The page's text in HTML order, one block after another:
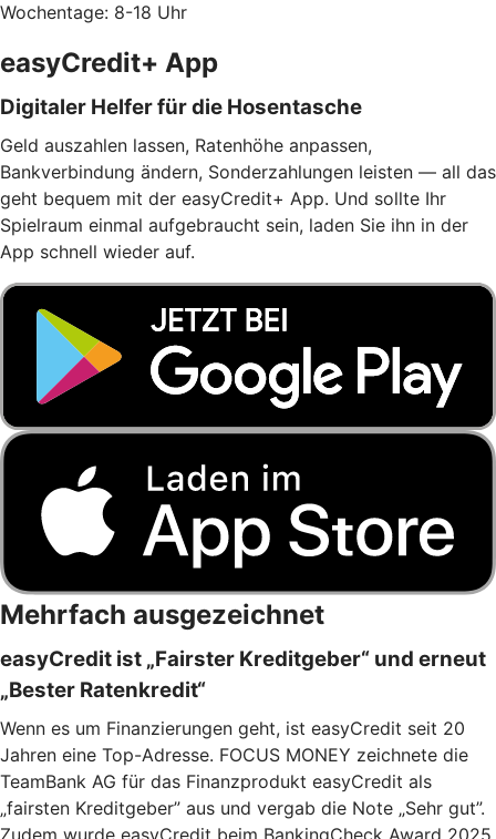
Wochentage: 8-18 Uhr
easyCredit+ App
Digitaler Helfer für die Hosentasche
Geld auszahlen lassen, Ratenhöhe anpassen,
Bankverbindung ändern, Sonderzahlungen leisten — all das
geht bequem mit der easyCredit+ App. Und sollte Ihr
Spielraum einmal aufgebraucht sein, laden Sie ihn in der
App schnell wieder auf.
Mehrfach ausgezeichnet
easyCredit ist „Fairster Kreditgeber“ und erneut
„Bester Ratenkredit“
Wenn es um Finanzierungen geht, ist easyCredit seit 20
Jahren eine Top-Adresse. FOCUS MONEY zeichnete die
TeamBank AG für das Finanzprodukt easyCredit als
„fairsten Kreditgeber” aus und vergab die Note „Sehr gut”.